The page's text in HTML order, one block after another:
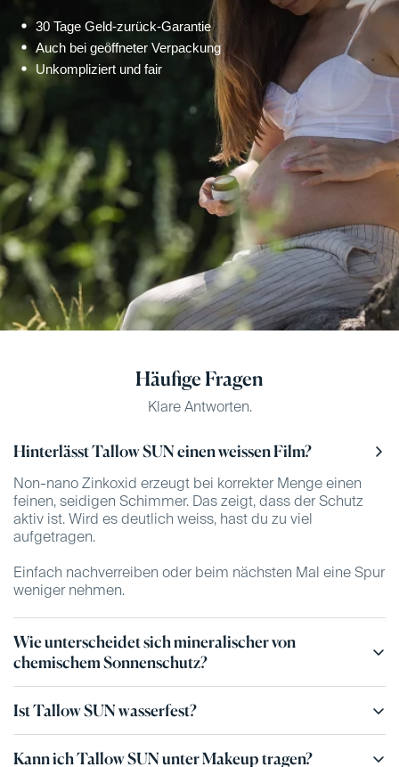
30 Tage Geld-zurück-Garantie
Auch bei geöffneter Verpackung
Unkompliziert und fair
Häufige Fragen
Klare Antworten.
Hinterlässt Tallow SUN einen weissen Film?
Non-nano Zinkoxid erzeugt bei korrekter Menge einen
feinen, seidigen Schimmer. Das zeigt, dass der Schutz
aktiv ist. Wird es deutlich weiss, hast du zu viel
aufgetragen.
Einfach nachverreiben oder beim nächsten Mal eine Spur
weniger nehmen.
Wie unterscheidet sich mineralischer von
chemischem Sonnenschutz?
dort eine chemische Reaktion aus. Mineralischer Schutz
mit Zinkoxid bleibt auf der Hautoberfläche und reflektiert
die UV-Strahlen physikalisch — ohne in den Körper zu
Ist Tallow SUN wasserfest?
Nach dem Schwimmen oder starkem Schwitzen solltest
Kann ich Tallow SUN unter Makeup tragen?